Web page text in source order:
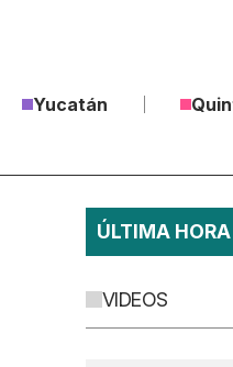
Yucatán
ÚLTIMA HORA
VIDEOS